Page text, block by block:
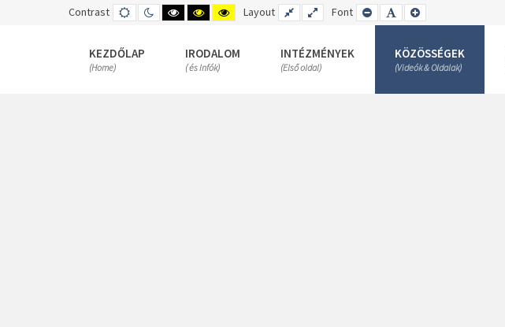
Contrast DEFAULT
MODE
NIGHT
MODE
HIGH
CONTRAST
MODE
HIGH
CONTRAST
MODE
HIGH
CONTRAST
MODE
Layout FIXED
LAYOUT
WIDE
LAYOUT
Font SET
SMALLER
SET
DEFAULT
SET
LARGER
KEZDŐLAP
(Home)
IRODALOM
( és Infók)
INTÉZMÉNYEK
(Első oldal)
KÖZÖSSÉGEK
(Videók & Oldalak)